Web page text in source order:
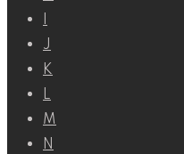
J
K
L
M
N